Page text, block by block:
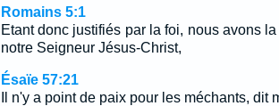
Romains 5:1
Etant donc justifiés par la foi, nous avons
notre Seigneur Jésus-Christ,
Ésaïe 57:21
Il n'y a point de paix pour les méchants, dit